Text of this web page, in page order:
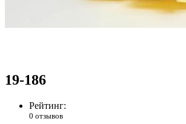
19-186
Рейтинг:
0 отзывов